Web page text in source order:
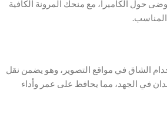
حول الكاميرا، مع منحك المرونة الكافية
المناسب.
الشاق في مواقع التصوير، وهو يضمن نقل
في الجهد، مما يحافظ على عمر وأداء